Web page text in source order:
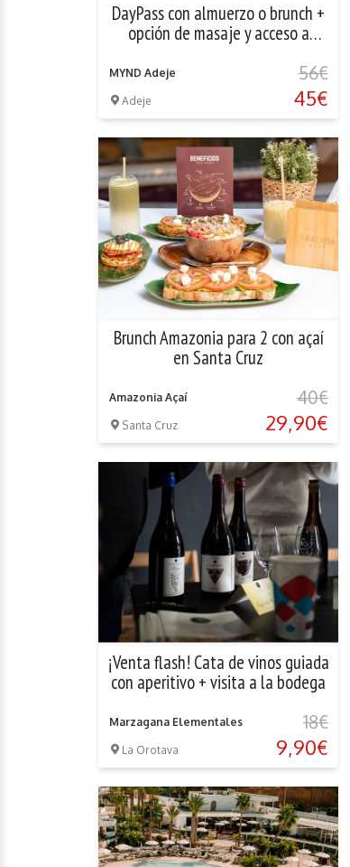
DayPass con almuerzo o brunch +
opción de masaje y acceso a
MYND Adeje
Adeje
56€
45€
Brunch Amazonia para 2 con açaí
en Santa Cruz
Amazonia Açaí
Santa Cruz
40€
29,90€
¡Venta flash! Cata de vinos guiada
con aperitivo + visita a la bodega
Marzagana Elementales
La Orotava
18€
9,90€